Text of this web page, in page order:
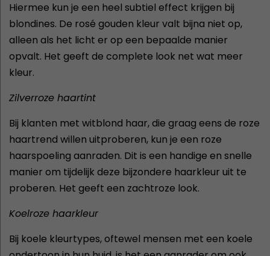
Hiermee kun je een heel subtiel effect krijgen bij
blondines. De rosé gouden kleur valt bijna niet op,
alleen als het licht er op een bepaalde manier
opvalt. Het geeft de complete look net wat meer
kleur.
Zilverroze haartint
Bij klanten met witblond haar, die graag eens de roze
haartrend willen uitproberen, kun je een roze
haarspoeling aanraden. Dit is een handige en snelle
manier om tijdelijk deze bijzondere haarkleur uit te
proberen. Het geeft een zachtroze look.
Koelroze haarkleur
Bij koele kleurtypes, oftewel mensen met een koele